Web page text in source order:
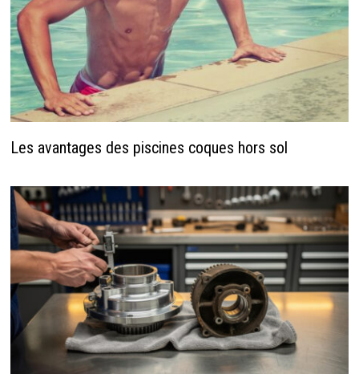
Les avantages des piscines coques hors sol